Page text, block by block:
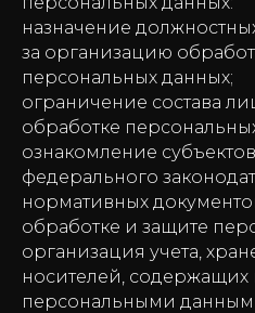
назначение
за организацию
персональных данных;
ограничение состава
обработке
ознакомление
федерального
нормативных
обработке и защите
организация учета,
носителей,
персональными